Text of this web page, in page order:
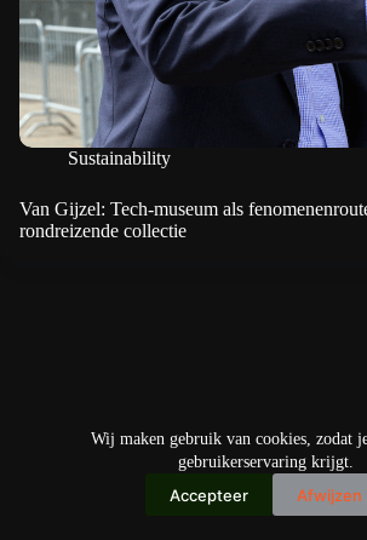
Wij maken gebruik van cookies, zodat
gebruikerservaring krijgt.
Accepteer Afwijzen
Sustainability
Van Gijzel: Tech-museum als
rondreizende collectie